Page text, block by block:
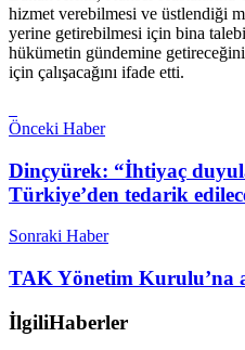
hizmet verebilmesi ve üstlendiği
yerine getirebilmesi için bina
hükümetin gündemine
için çalışacağını ifade etti.
Önceki Haber
Dinçyürek: “İhtiyaç
Türkiye’den tedarik
Sonraki Haber
TAK Yönetim Kurulu’na
İlgiliHaberler